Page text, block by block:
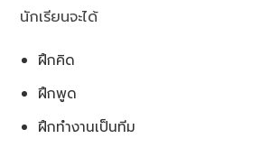
นักเรียนจะได้
ฝึกคิด
ฝึกพูด
ฝึกทำงานเป็นทีม